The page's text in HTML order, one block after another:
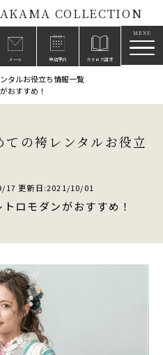
COLLECTION
メール 来店予約 カタログ請求
タルお役立ち情報一覧
おすすめ！
の袴レンタルお役立
17 更新日:2021/10/01
ロモダンがおすすめ！
メニ